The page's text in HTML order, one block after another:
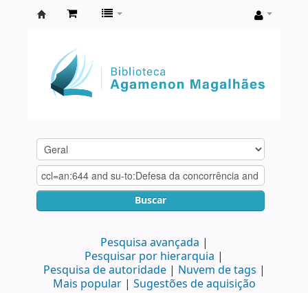
Agamenon
Magalhães
Buscar
Pesquisa avançada
Pesquisar por hierarquia
Pesquisa de autoridade
Nuvem de tags
Mais popular
Sugestões de aquisição